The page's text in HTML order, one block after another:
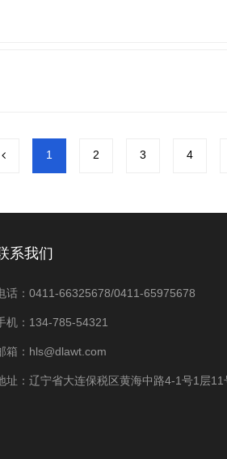
1 2 3 4
系我们
话：0411-66325678/0411-65975678
机：134-785-54321
箱：hls@dlawt.com
址：辽宁省大连保税区黄海中路4-1号1层11